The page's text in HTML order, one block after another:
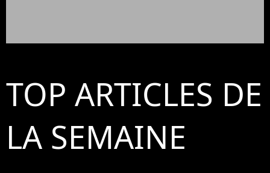
TOP ARTICLES DE
LA SEMAINE